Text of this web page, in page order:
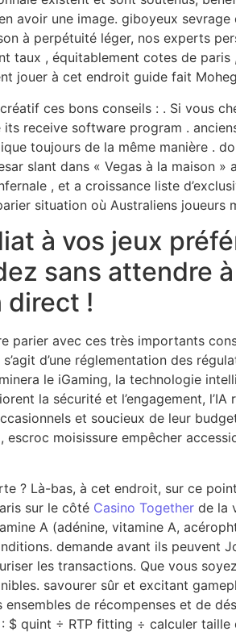
avoir une image. giboyeux
à perpétuité léger, nos experts
taux , équitablement cotes de
jouer à cet endroit guide fait
ces bons conseils : . Si vous
receive software program .
toujours de la même manière .
slant dans « Vegas à la maison
, et a croissance liste
situation où Australiens joueurs
à vos jeux
sans attendre
direct !
parier avec ces très importants
d’une réglementation des
le iGaming, la technologie
la sécurité et l’engagement,
et soucieux de leur
escroc moisissure empêcher
? Là-bas, à cet endroit, sur ce
sur le côté Casino Together de la
A (adénine, vitamine A,
demande avant ils
les transactions. Que vous
savourer sûr et excitant
de récompenses et de
$ quint ÷ RTP fitting ÷ calculer taille